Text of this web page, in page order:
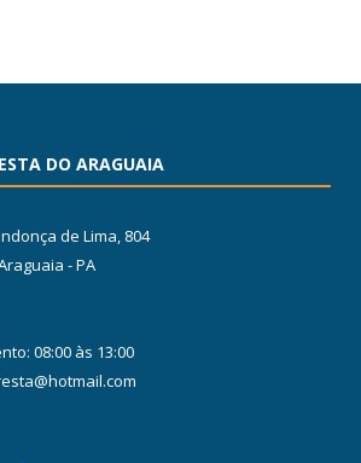
DO ARAGUAIA
de Lima, 804
- PA
08:00 às 13:00